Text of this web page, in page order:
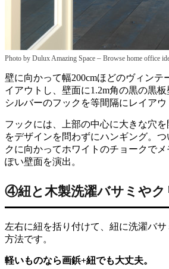
Photo by Dulux Amazing Space – Browse home office
壁に向かって幅200cmほどのヴィンテ
イアウトし、壁面に1.2m角の黒の黒板
シルバーのフックを等間隔にレイアウ
フックには、上部の中心に大きな穴
をデザインを問わずにハンギング。
クに向かってホワイトのチョークで
ぽい壁面を演出。
④紐と木製洗濯バサミやク
左右に紐を括り付けて、紐に洗濯バ
方法です。
軽いものなら画鋲+紐でも大丈夫。